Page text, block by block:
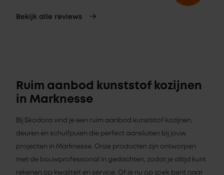
Bekijk alle reviews
Ruim aanbod kunststof kozijnen
in Marknesse
Bij Skodora vind je een ruim aanbod kunststof kozijnen,
deuren en schuifpuien die perfect aansluiten bij jouw
projecten in Marknesse. Onze producten zijn ontworpen
met de bouwprofessional in gedachten, zodat je altijd kunt
rekenen op kwaliteit en service. Of je nu op zoek bent naar